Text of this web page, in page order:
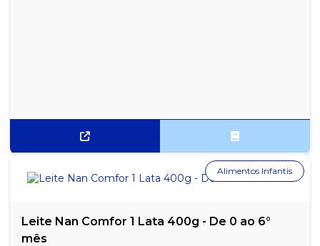
Leite Nan Comfor 1 Lata 400g - De 0 ao 6°
mês
Alimentos Infantis